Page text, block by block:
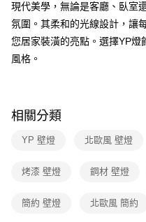
【關於「AFTEE先享後付」】
AFTEE先享後付是「在收到商品
便利好安心！
１．簡單：不需註冊會員、不需綁
２．便利：只要手機號碼，簡訊認
結帳頁面，進行簡訊認證並確認金
３．收到繳費通知簡訊後14天內
※ 請注意：結帳手續完成當下不
※ 交易是否成功請以「AFTEE先
現代美學，無論是客廳、臥室
氛圍。其柔和的光線設計，讓
您居家裝潢的亮點。選擇YP
風格。
相關分類
YP 壁燈 北歐風 壁燈
烤漆 壁燈 鋼材 壁燈
簡約 壁燈 北歐風 簡約